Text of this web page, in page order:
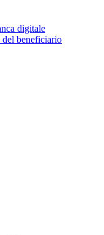
digitale
beneficiario